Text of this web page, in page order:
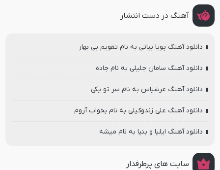
آهنگ در دست انتشار
دانلود آهنگ پویا بیاتی به نام تقویم بی بهار
دانلود آهنگ سامان جلیلی به نام جاده
دانلود آهنگ عرشیاس به نام سر تو یکی
دانلود آهنگ علی زندوکیلی به نام بخواب آروم
دانلود آهنگ ایلیا و بنیا به نام میشه
سایت های پرطرفدار